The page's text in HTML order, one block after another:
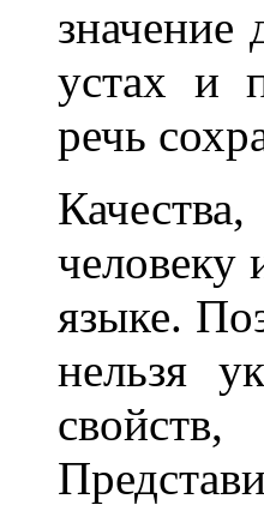
значение
устах и
речь
человеку
языке.
нельзя